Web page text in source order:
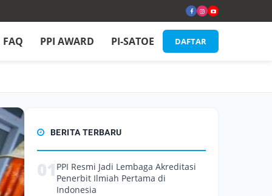
FAQ PPI AWARD PI-SATOE DAFTAR
BERITA TERBARU
01 PPI Resmi Jadi Lembaga Akreditasi
Penerbit Ilmiah Pertama di
Indonesia